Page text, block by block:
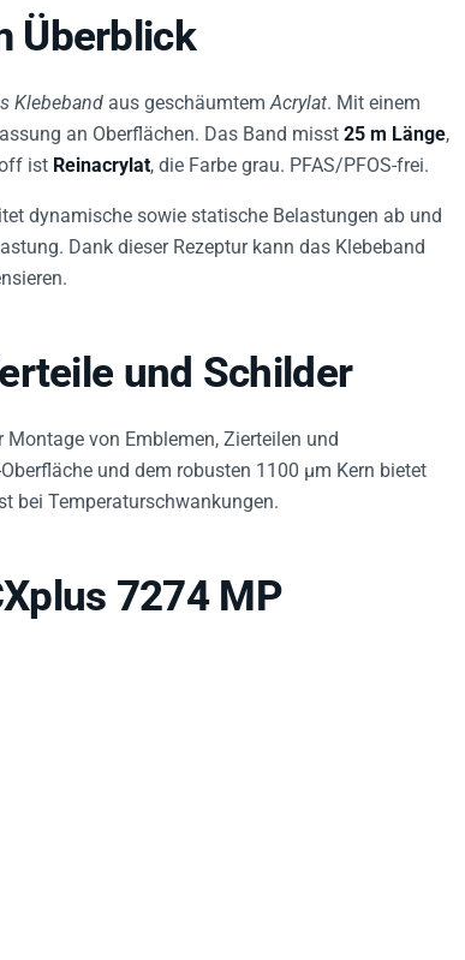
Überblick
Klebeband aus geschäumtem Acrylat . Mit einem
an Oberflächen. Das Band misst 25 m Länge
ist Reinacrylat , die Farbe grau. PFAS/PFOS-frei.
dynamische sowie statische Belastungen ab und
Dank dieser Rezeptur kann das Klebeband
und Schilder
von Emblemen, Zierteilen und
und dem robusten 1100 µm Kern bietet
bei Temperaturschwankungen.
7274 MP